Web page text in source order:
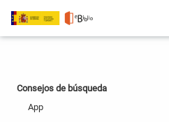
Consejos de búsqueda
App